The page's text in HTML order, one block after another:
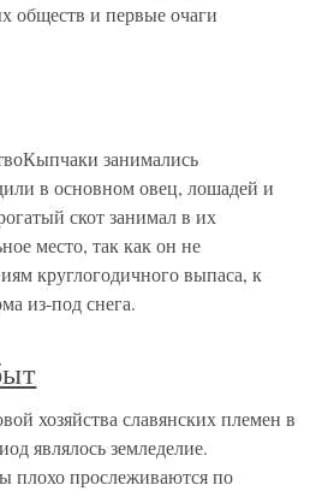
обществ и первые очаги
занимались
в основном овец, лошадей и
скот занимал в их
место, так как он не
круглогодичного выпаса, к
из-под снега.
хозяйства славянских племен в
являлось земледелие.
плохо прослеживаются по